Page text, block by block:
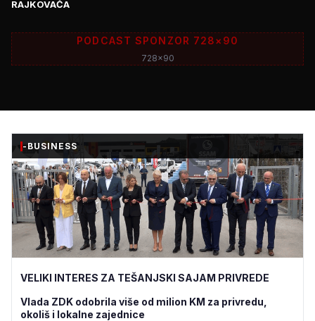
RAJKOVAČA
PODCAST SPONZOR 728×90
728x90
-BUSINESS
VELIKI INTERES ZA TEŠANJSKI SAJAM PRIVREDE
Vlada ZDK odobrila više od milion KM za privredu,
okoliš i lokalne zajednice